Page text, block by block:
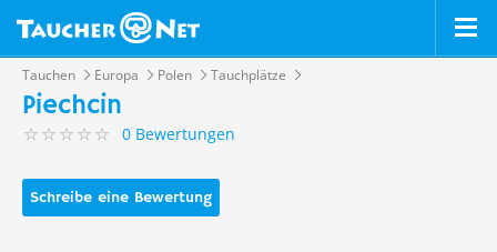
Tauchen Europa Polen Tauchplätze
Piechcin
0 Bewertungen
Schreibe eine Bewertung